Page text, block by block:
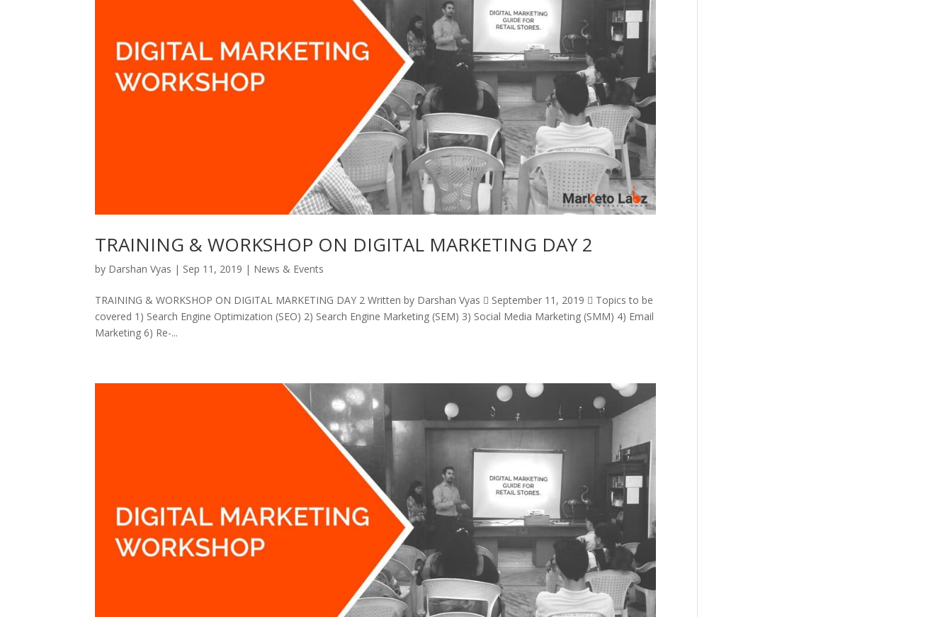
TRAINING & WORKSHOP ON DIGITAL MARKETING DAY 2
by Darshan Vyas | Sep 11, 2019 | News & Events
TRAINING & WORKSHOP ON DIGITAL MARKETING DAY 2 Written by Darshan Vyas  September 11, 2019  Topics to be
covered 1) Search Engine Optimization (SEO) 2) Search Engine Marketing (SEM) 3) Social Media Marketing (SMM) 4) Email
Marketing 6) Re-...